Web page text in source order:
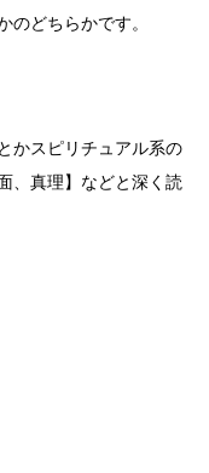
のどちらかです。
かスピリチュアル系の
、真理】などと深く読